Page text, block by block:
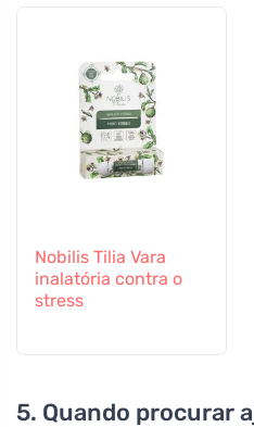
Nobilis Tilia Vara
inalatória contra o
stress
5. Quando procurar